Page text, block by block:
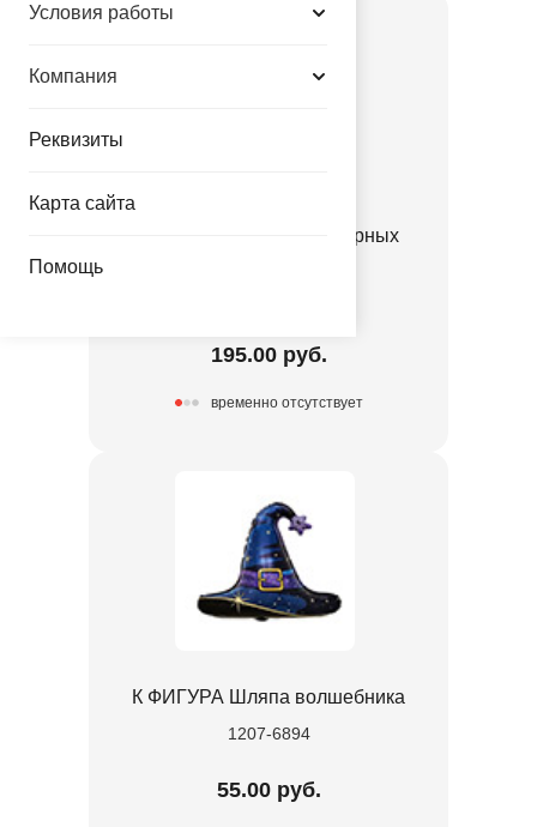
Условия работы
Компания
Реквизиты
Карта сайта
Помощь
К ФИГУРА AIR Крик в черных
195.00 руб.
временно отсутствует
К ФИГУРА Шляпа волшебника
1207-6894
55.00 руб.